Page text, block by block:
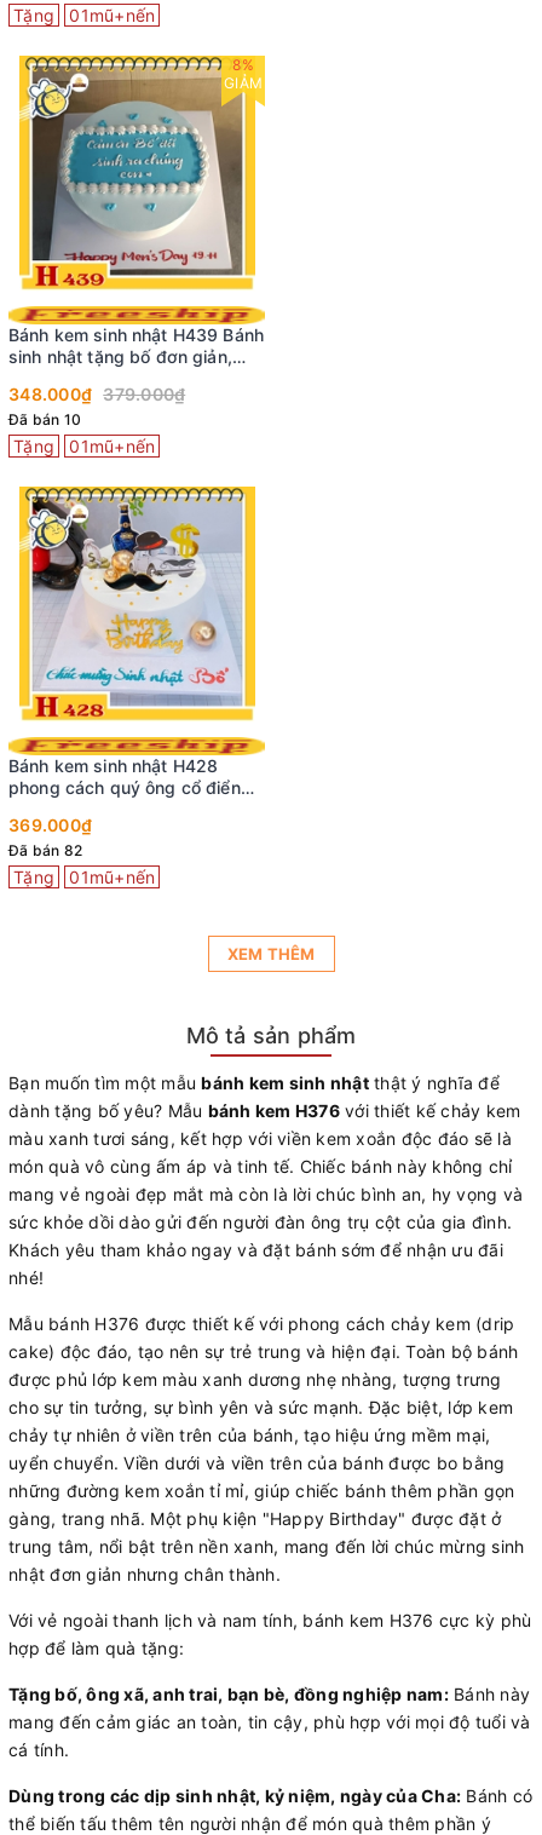
Tặng 01mũ+nến
8%
GIẢM
Bánh kem sinh nhật H439 Bánh
sinh nhật tặng bố đơn giản,
348.000₫ 379.000₫
Đã bán 10
Tặng 01mũ+nến
Bánh kem sinh nhật H428
phong cách quý ông cổ điển
369.000₫
Đã bán 82
Tặng 01mũ+nến
XEM THÊM
Mô tả sản phẩm
Bạn muốn tìm một mẫubánh kem sinh nhậtthật ý nghĩa để
dành tặng bố yêu? Mẫu bánh kem H376với thiết kế chảy kem
màu xanh tươi sáng, kết hợp với viền kem xoắn độc đáo sẽ là
món quà vô cùng ấm áp và tinh tế. Chiếc bánh này không chỉ
mang vẻ ngoài đẹp mắt mà còn là lời chúc bình an, hy vọng và
sức khỏe dồi dào gửi đến người đàn ông trụ cột của gia đình.
Khách yêu tham khảo ngay và đặt bánh sớm để nhận ưu đãi
nhé!
Mẫu bánh H376 được thiết kế với phong cách chảy kem (drip
cake) độc đáo, tạo nên sự trẻ trung và hiện đại. Toàn bộ bánh
được phủ lớp kem màu xanh dương nhẹ nhàng, tượng trưng
cho sự tin tưởng, sự bình yên và sức mạnh. Đặc biệt, lớp kem
chảy tự nhiên ở viền trên của bánh, tạo hiệu ứng mềm mại,
uyển chuyển. Viền dưới và viền trên của bánh được bo bằng
những đường kem xoắn tỉ mỉ, giúp chiếc bánh thêm phần gọn
gàng, trang nhã. Một phụ kiện "Happy Birthday" được đặt ở
trung tâm, nổi bật trên nền xanh, mang đến lời chúc mừng sinh
nhật đơn giản nhưng chân thành.
Với vẻ ngoài thanh lịch và nam tính, bánh kem H376 cực kỳ phù
hợp để làm quà tặng:
Tặng bố, ông xã, anh trai, bạn bè, đồng nghiệp nam:Bánh này
mang đến cảm giác an toàn, tin cậy, phù hợp với mọi độ tuổi và
cá tính.
Dùng trong các dịp sinh nhật, kỷ niệm, ngày của Cha: Bánh có
thể biến tấu thêm tên người nhận để món quà thêm phần ý